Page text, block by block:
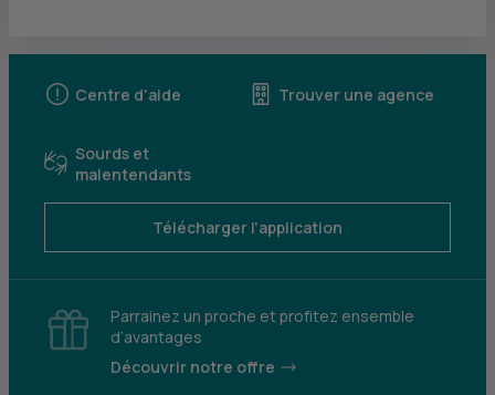
Centre d'aide Trouver une agence
Sourds et
malentendants
Télécharger l'application
Parrainez un proche et profitez ensemble
d’avantages
Découvrir notre offre